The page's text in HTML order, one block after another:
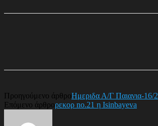
Προηγούμενο άρθροΗμεριδα Α/Γ Παιανια-16/2
Επόμενο άρθρορεκορ no.21 η Isinbayeva